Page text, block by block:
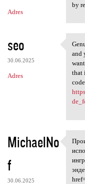
Adres
by
seo
30.06.2025
Adres
and
that
MichaelNo
f
30.06.2025